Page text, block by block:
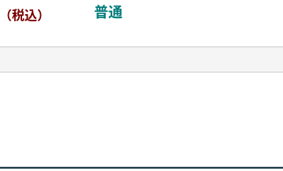
（税込） 普通